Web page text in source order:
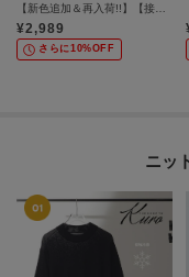
【新色追加＆再入荷!!】【接触冷感/吸水速乾/UVカット/透け防止/遮熱】BO-NO TEE/ボーノTシャツ
¥2,989
さらに10%OFF
ニッ